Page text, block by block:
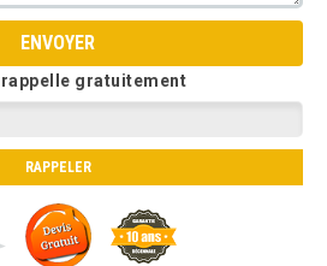
rappelle gratuitement